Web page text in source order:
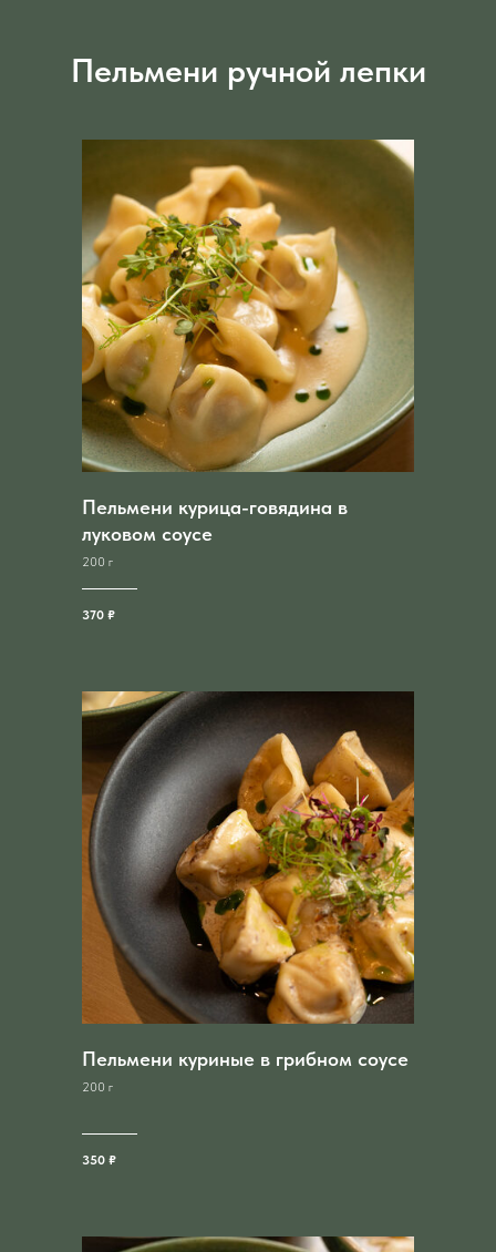
Пельмени ручной лепки
Пельмени курица-говядина в
луковом соусе
200 г
370 ₽
Пельмени куриные в грибном соусе
200 г
350 ₽